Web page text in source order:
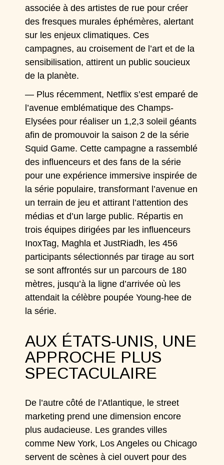
associée à des artistes de rue pour créer
des fresques murales éphémères, alertant
sur les enjeux climatiques. Ces
campagnes, au croisement de l’art et de la
sensibilisation, attirent un public soucieux
de la planète.
— Plus récemment, Netflix s’est emparé de
l’avenue emblématique des Champs-
Elysées pour réaliser un 1,2,3 soleil géants
afin de promouvoir la saison 2 de la série
Squid Game. Cette campagne a rassemblé
des influenceurs et des fans de la série
pour une expérience immersive inspirée de
la série populaire, transformant l’avenue en
un terrain de jeu et attirant l’attention des
médias et d’un large public. Répartis en
trois équipes dirigées par les influenceurs
InoxTag, Maghla et JustRiadh, les 456
participants sélectionnés par tirage au sort
se sont affrontés sur un parcours de 180
mètres, jusqu’à la ligne d’arrivée où les
attendait la célèbre poupée Young-hee de
la série.
AUX ÉTATS-UNIS, UNE
APPROCHE PLUS
SPECTACULAIRE
De l’autre côté de l’Atlantique, le street
marketing prend une dimension encore
plus audacieuse. Les grandes villes
comme New York, Los Angeles ou Chicago
servent de scènes à ciel ouvert pour des